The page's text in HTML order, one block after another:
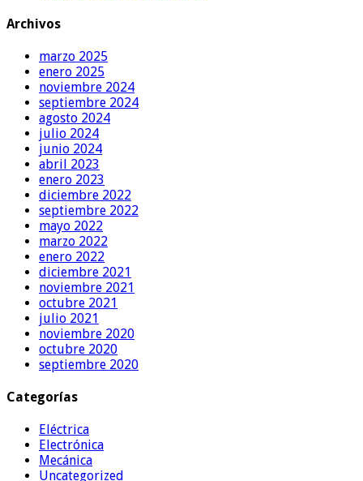
Archivos
marzo 2025
enero 2025
noviembre 2024
septiembre 2024
agosto 2024
julio 2024
junio 2024
abril 2023
enero 2023
diciembre 2022
septiembre 2022
mayo 2022
marzo 2022
enero 2022
diciembre 2021
noviembre 2021
octubre 2021
julio 2021
noviembre 2020
octubre 2020
septiembre 2020
Categorías
Eléctrica
Electrónica
Mecánica
Uncategorized